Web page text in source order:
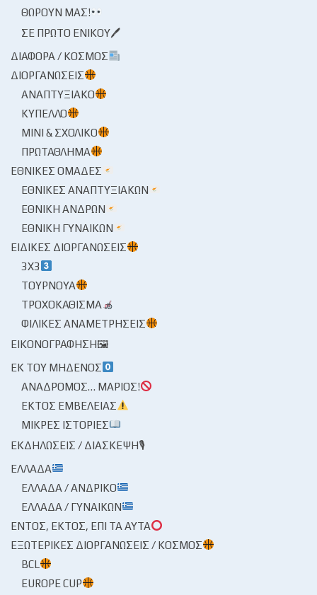
ΘΩΡΟΎΝ ΜΑΣ!
ΣΕ ΠΡΏΤΟ ΕΝΙΚΟΎ🖊
ΔΙΆΦΟΡΑ / ΚΌΣΜΟΣ
ΔΙΟΡΓΑΝΏΣΕΙΣ
ΑΝΑΠΤΥΞΙΑΚΌ
ΚΎΠΕΛΛΟ
ΜΊΝΙ & ΣΧΟΛΙΚΌ
ΠΡΩΤΆΘΛΗΜΑ
ΕΘΝΙΚΈΣ ΟΜΆΔΕΣ
ΕΘΝΙΚΈΣ ΑΝΑΠΤΥΞΙΑΚΏΝ
ΕΘΝΙΚΉ ΑΝΔΡΏΝ
ΕΘΝΙΚΉ ΓΥΝΑΙΚΏΝ
ΕΙΔΙΚΈΣ ΔΙΟΡΓΑΝΏΣΕΙΣ
3X3
ΤΟΥΡΝΟΥΆ
ΤΡΟΧΟΚΆΘΙΣΜΑ
ΦΙΛΙΚΈΣ ΑΝΑΜΕΤΡΉΣΕΙΣ
ΕΙΚΟΝΟΓΡΆΦΗΣΗ🖼
ΕΚ ΤΟΥ ΜΗΔΕΝΌΣ
ΑΝΆΔΡΟΜΟΣ… ΜΆΡΙΟΣ!
ΕΚΤΌΣ ΕΜΒΈΛΕΙΑΣ
ΜΙΚΡΈΣ ΙΣΤΟΡΊΕΣ
ΕΚΔΗΛΏΣΕΙΣ / ΔΙΆΣΚΕΨΗ🎙
ΕΛΛΆΔΑ
ΕΛΛΆΔΑ / ΑΝΔΡΙΚΌ
ΕΛΛΆΔΑ / ΓΥΝΑΙΚΏΝ
ΕΝΤΌΣ, ΕΚΤΌΣ, ΕΠΊ ΤΑ ΑΥΤΆ
ΕΞΩΤΕΡΙΚΈΣ ΔΙΟΡΓΑΝΏΣΕΙΣ / ΚΌΣΜΟΣ
BCL
EUROPE CUP